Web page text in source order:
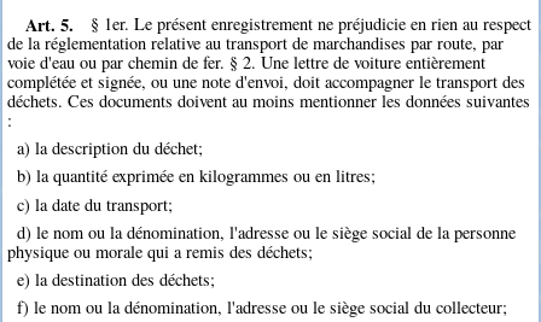
Art. 5.
§ 1er. Le présent enregistrement ne préjudicie en rien au respect
de la réglementation relative au transport de marchandises par route, par
voie d'eau ou par chemin de fer. § 2. Une lettre de voiture entièrement
complétée et signée, ou une note d'envoi, doit accompagner le transport des
déchets. Ces documents doivent au moins mentionner les données suivantes
:
a) la description du déchet;
b) la quantité exprimée en kilogrammes ou en litres;
c) la date du transport;
d) le nom ou la dénomination, l'adresse ou le siège social de la personne
physique ou morale qui a remis des déchets;
e) la destination des déchets;
f) le nom ou la dénomination, l'adresse ou le siège social du collecteur;